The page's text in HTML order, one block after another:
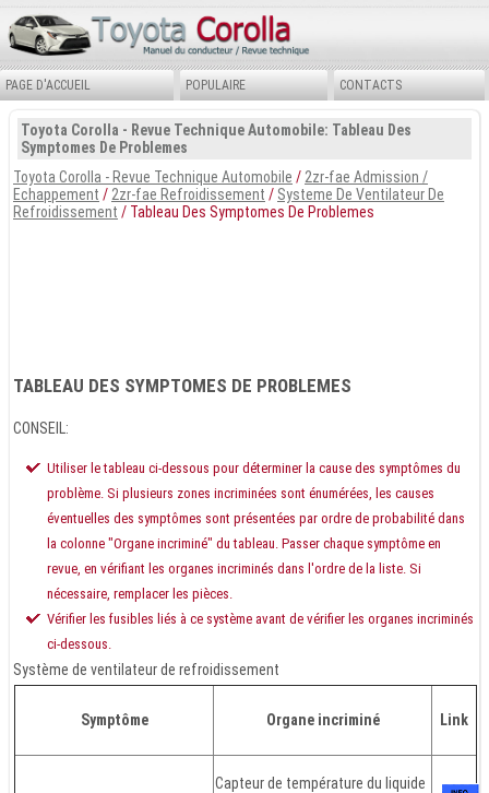
PAGE D'ACCUEIL POPULAIRE CONTACTS
Toyota Corolla - Revue Technique Automobile: Tableau Des
Symptomes De Problemes
Toyota Corolla - Revue Technique Automobile / 2zr-fae Admission /
Echappement / 2zr-fae Refroidissement / Systeme De Ventilateur De
Refroidissement / Tableau Des Symptomes De Problemes
TABLEAU DES SYMPTOMES DE PROBLEMES
CONSEIL:
Utiliser le tableau ci-dessous pour déterminer la cause des symptômes du
problème. Si plusieurs zones incriminées sont énumérées, les causes
éventuelles des symptômes sont présentées par ordre de probabilité dans
la colonne "Organe incriminé" du tableau. Passer chaque symptôme en
revue, en vérifiant les organes incriminés dans l'ordre de la liste. Si
nécessaire, remplacer les pièces.
Vérifier les fusibles liés à ce système avant de vérifier les organes incriminés
ci-dessous.
Système de ventilateur de refroidissement
Symptôme Organe incriminé Link
Capteur de température du liquide